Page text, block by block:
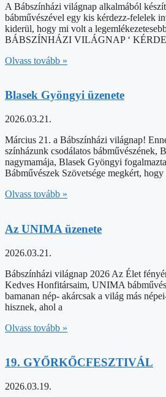
A Bábszínházi világnap alkalmából
bábművészével egy kis kérdezz-felelek
kiderül, hogy mi volt a
BÁBSZÍNHÁZI VILÁGNAP ‘
Olvass tovább »
Blasek Gyöngyi üzenete
2026.03.21.
Március 21. a Bábszínházi világnap!
színházunk csodálatos bábművészének,
nagymamája, Blasek Gyöngyi
Bábművészek Szövetsége megkért,
Olvass tovább »
Az UNIMA üzenete
2026.03.21.
Bábszínházi világnap 2026 Az Élet
Kedves Honfitársaim, UNIMA
bamanan nép- akárcsak a világ más
hisznek, ahol a
Olvass tovább »
19. GYŐRKŐCFESZTIVÁL
2026.03.19.